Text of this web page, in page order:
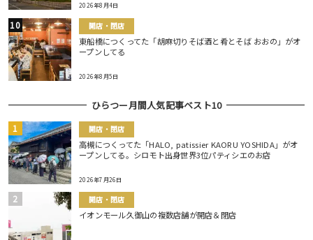
2026年8月4日
開店・閉店
東船橋につくってた「胡麻切りそば酒と肴とそば おおの」がオ
ープンしてる
2026年8月5日
ひらつー月間人気記事ベスト10
開店・閉店
高槻につくってた「HALO, patissier KAORU YOSHIDA」がオ
ープンしてる。シロモト出身世界3位パティシエのお店
2026年7月26日
開店・閉店
イオンモール久御山の複数店舗が開店＆閉店